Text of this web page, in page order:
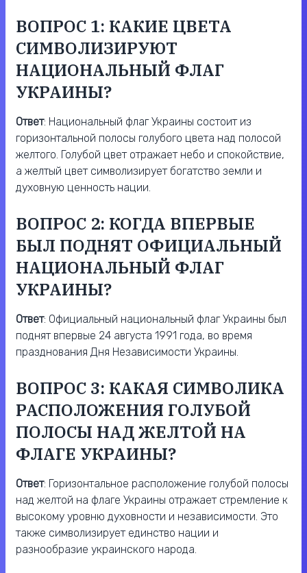
ВОПРОС 1: КАКИЕ ЦВЕТА
СИМВОЛИЗИРУЮТ
НАЦИОНАЛЬНЫЙ ФЛАГ
УКРАИНЫ?
Ответ: Национальный флаг Украины состоит из
горизонтальной полосы голубого цвета над полосой
желтого. Голубой цвет отражает небо и спокойствие,
а желтый цвет символизирует богатство земли и
духовную ценность нации.
ВОПРОС 2: КОГДА ВПЕРВЫЕ
БЫЛ ПОДНЯТ ОФИЦИАЛЬНЫЙ
НАЦИОНАЛЬНЫЙ ФЛАГ
УКРАИНЫ?
Ответ: Официальный национальный флаг Украины был
поднят впервые 24 августа 1991 года, во время
празднования Дня Независимости Украины.
ВОПРОС 3: КАКАЯ СИМВОЛИКА
РАСПОЛОЖЕНИЯ ГОЛУБОЙ
ПОЛОСЫ НАД ЖЕЛТОЙ НА
ФЛАГЕ УКРАИНЫ?
Ответ: Горизонтальное расположение голубой полосы
над желтой на флаге Украины отражает стремление к
высокому уровню духовности и независимости. Это
также символизирует единство нации и
разнообразие украинского народа.